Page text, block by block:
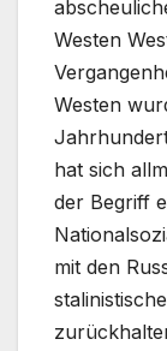
Westen
Westen
hat sich
der Begriff
mit den